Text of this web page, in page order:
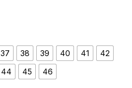
37 38 39 40 41
42
44 45 46